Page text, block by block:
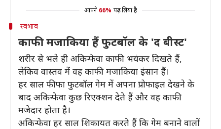
आपने 66% पढ़ लिया है
स्वभाव
काफी मजाकिया हैं फुटबॉल के 'द बीस्ट'
शरीर से भले ही अकिन्फेवा काफी भयंकर दिखते हैं,
लेकिव वास्तव में वह काफी मजाकिया इंसान हैैं।
हर साल फीफा फुटबॉल गेम में अपना प्रोफाइल देखने के
बाद अकिन्फेवा कुछ रिएक्शन देते हैं और वह काफी
मजेदार होता है।
अकिन्फेवा हर साल शिकायत करते हैं कि गेम बनाने वालों